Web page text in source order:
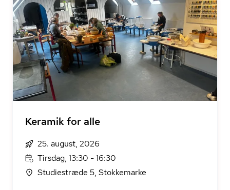
Keramik for alle
25. august, 2026
Tirsdag, 13:30 - 16:30
Studiestræde 5, Stokkemarke